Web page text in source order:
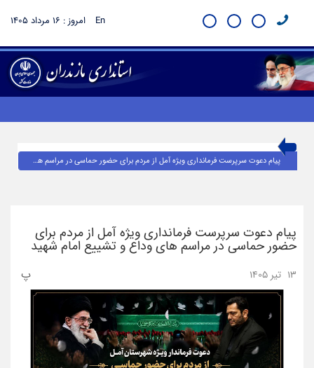
En امروز : 16 مرداد 1405
پیام دعوت سرپرست فرمانداری ویژه آمل از مردم برای حضور حماسی در مراسم های وداع و تشییع امام شهید
پیام دعوت سرپرست فرمانداری ویژه آمل از مردم برای
حضور حماسی در مراسم های وداع و تشییع امام شهید
13 تیر 1405 پ